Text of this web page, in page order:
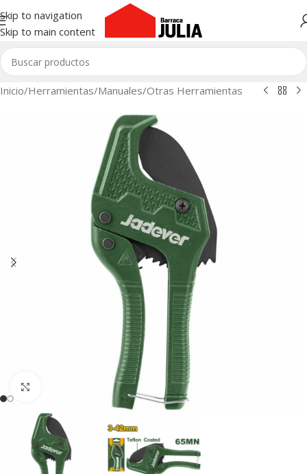
Skip to navigation
Skip to main content
Inicio/Herramientas/Manuales/Otras Herramientas
Clic para ampliar